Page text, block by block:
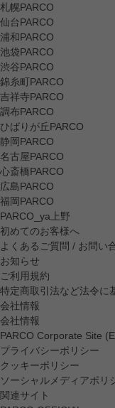
札幌PARCO
仙台PARCO
浦和PARCO
池袋PARCO
渋谷PARCO
錦糸町PARCO
吉祥寺PARCO
調布PARCO
ひばりが丘PARCO
静岡PARCO
名古屋PARCO
心斎橋PARCO
広島PARCO
福岡PARCO
PARCO_ya上野
初めてのお客様へ
よくあるご質問 / お問い
お知らせ
ご利用規約
特定商取引法など法令に
会社情報
会社情報
PARCO Corporate Site
プライバシーポリシー
クッキーポリシー
ソーシャルメディアポリ
関連サイト